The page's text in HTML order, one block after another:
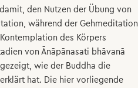
den Nutzen der Übung von
während der Gehmeditation
des Körpers
von Ānāpānasati bhāvanā
wie der Buddha die
hat. Die hier vorliegende